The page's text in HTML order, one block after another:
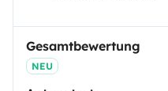
Gesamtbewertung
NEU